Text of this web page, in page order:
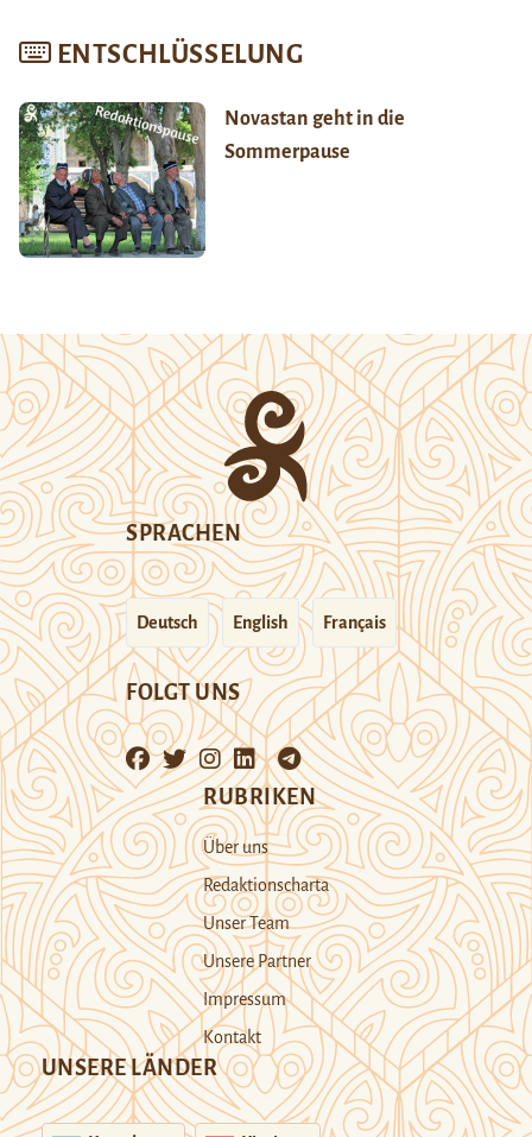
ENTSCHLÜSSELUNG
Novastan geht in die
Sommerpause
SPRACHEN
Deutsch English Français
FOLGT UNS
RUBRIKEN
Über uns
Redaktionscharta
Unser Team
Unsere Partner
Impressum
Kontakt
UNSERE LÄNDER